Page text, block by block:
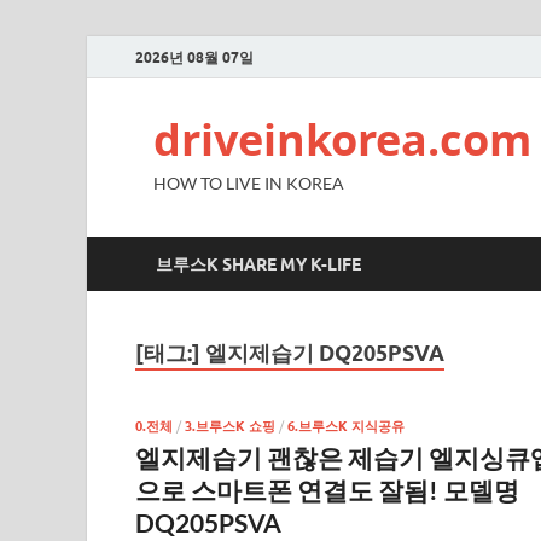
2026년 08월 07일
driveinkorea.com
HOW TO LIVE IN KOREA
브루스K SHARE MY K-LIFE
[태그:] 엘지제습기 DQ205PSVA
0.전체 / 3.브루스K 쇼핑 / 6.브루스K 지식공유
엘지제습기 괜찮은 제습기 엘지싱큐
으로 스마트폰 연결도 잘됨! 모델명
DQ205PSVA